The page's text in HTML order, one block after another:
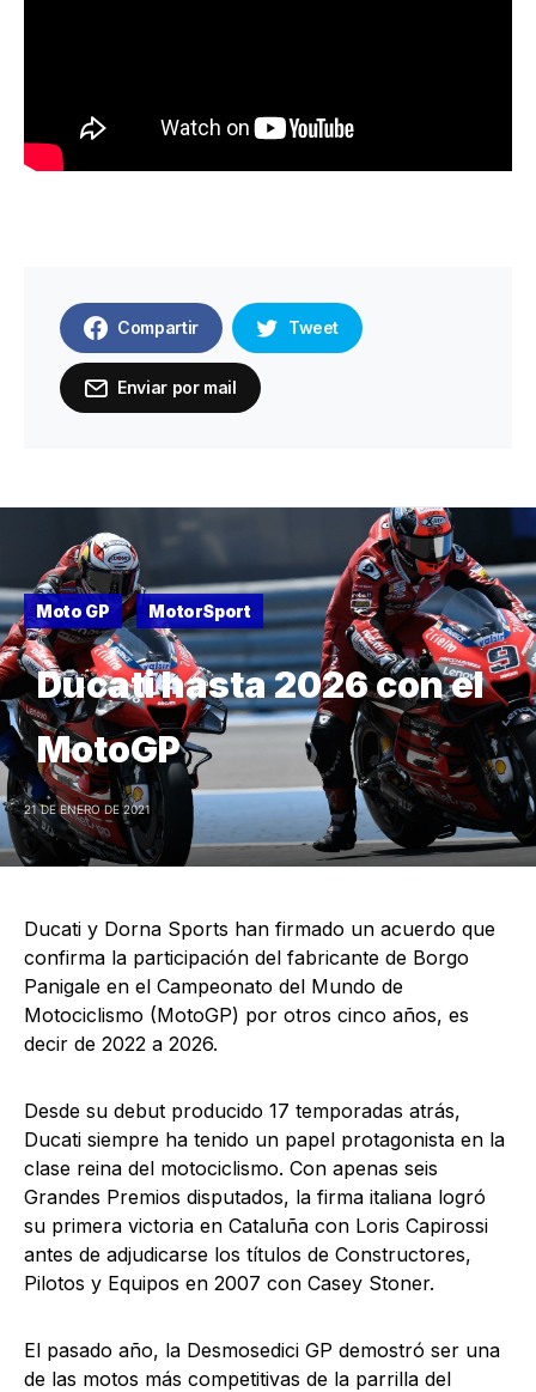
Compartir Tweet
Enviar por mail
Moto GP MotorSport
Ducati hasta 2026 con el
MotoGP
21 DE ENERO DE 2021
Ducati y Dorna Sports han firmado un acuerdo que
confirma la participación del fabricante de Borgo
Panigale en el Campeonato del Mundo de
Motociclismo (MotoGP) por otros cinco años, es
decir de 2022 a 2026.
Desde su debut producido 17 temporadas atrás,
Ducati siempre ha tenido un papel protagonista en la
clase reina del motociclismo. Con apenas seis
Grandes Premios disputados, la firma italiana logró
su primera victoria en Cataluña con Loris Capirossi
antes de adjudicarse los títulos de Constructores,
Pilotos y Equipos en 2007 con Casey Stoner.
El pasado año, la Desmosedici GP demostró ser una
de las motos más competitivas de la parrilla del